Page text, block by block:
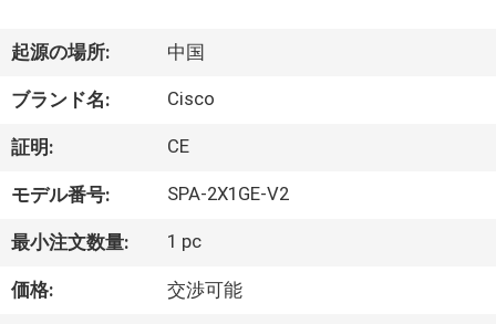
ビ
デ
オ
わ
た
起源の場所: 中国
ブランド名: Cisco
証明: CE
モデル番号: SPA-2X1GE-V2
最小注文数量: 1 pc
価格: 交渉可能